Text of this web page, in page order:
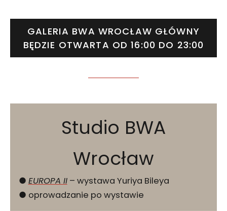
GALERIA BWA WROCŁAW GŁÓWNY
BĘDZIE OTWARTA OD 16:00 DO 23:00
Studio BWA
Wrocław
● EUROPA II– wystawa Yuriya Bileya
● oprowadzanie po wystawie